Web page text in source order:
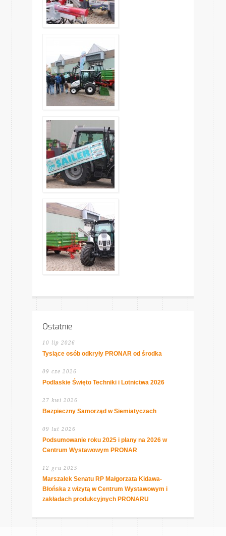
Ostatnie
10 lip 2026
Tysiące osób odkryły PRONAR od środka
09 cze 2026
Podlaskie Święto Techniki i Lotnictwa 2026
27 kwi 2026
Bezpieczny Samorząd w Siemiatyczach
09 lut 2026
Podsumowanie roku 2025 i plany na 2026 w
Centrum Wystawowym PRONAR
12 gru 2025
Marszałek Senatu RP Małgorzata Kidawa-
Błońska z wizytą w Centrum Wystawowym i
zakładach produkcyjnych PRONARU